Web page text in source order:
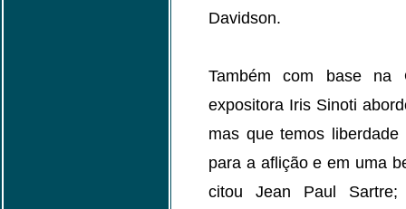
Davidson.
Também com base na
expositora Iris Sinoti
mas que temos
para a aflição e em uma
citou Jean Paul